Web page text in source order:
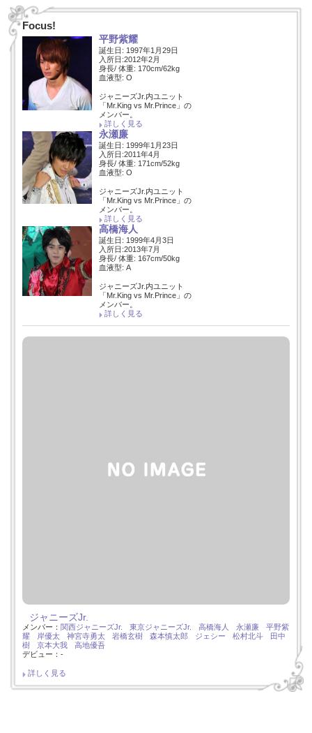
Focus!
平野紫耀
誕生日: 1997年1月29日
入所日:2012年2月
身長/ 体重: 170cm/62kg
血液型: O
ジャニーズJr.内ユニット
「Mr.King vs Mr.Prince」の
メンバー。
詳しく見る
永瀬廉
誕生日: 1999年1月23日
入所日:2011年4月
身長/ 体重: 171cm/52kg
血液型: O
ジャニーズJr.内ユニット
「Mr.King vs Mr.Prince」の
メンバー。
詳しく見る
高橋海人
誕生日: 1999年4月3日
入所日:2013年7月
身長/ 体重: 167cm/50kg
血液型: A
ジャニーズJr.内ユニット
「Mr.King vs Mr.Prince」の
メンバー。
詳しく見る
ジャニーズJr.
メンバー： 関西ジャニーズJr. 東京ジャニーズJr. 高橋海人 永瀬廉
平野紫
耀
岸優太 神宮寺勇太 岩橋玄樹 森本慎太郎 ジェシー 松村北斗
田中
樹
京本大我
高地優吾
デビュー：-
詳しく見る